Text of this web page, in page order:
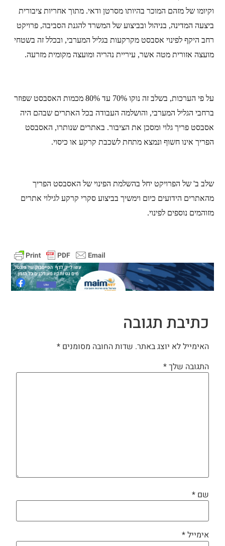
וקיומו של מזהם המוכר בהיותו מסרטן ודאי. מתוך אחריות ציבורית
ביצעה המדינה, בניהול ובביצוע של המשרד להגנת הסביבה, פרויקט
רחב היקף לפינוי אסבסט מקרקעות בגליל המערבי, ובכלל זה בשטחי
מועצה אזורית מטה אשר, עיריית נהריה ומועצה מקומית מזרעה.
על פי הערכות, בשלב זה נוקו 70% עד 80% מכמות האסבסט שפוזר
ברחבי הגליל המערבי, והושלמה העבודה בכל האתרים שבהם היה
אסבסט פריך גלוי ומסכן את הציבור. באתרים שנותרו, האסבסט
הפריך אינו חשוף ונמצא מתחת לשכבת קרקע או כיסוי.
שלב ב' של הפרויקט יחל בהשלמת הפינוי של האסבסט הפריך
מהאתרים הידועים כיום וימשיך בביצוע סקרי קרקע לגילוי אתרים
מזוהמים נוספים לפינוי.
כתיבת תגובה
האימייל לא יוצג באתר. שדות החובה מסומנים *
התגובה שלך*
שם *
אימייל*